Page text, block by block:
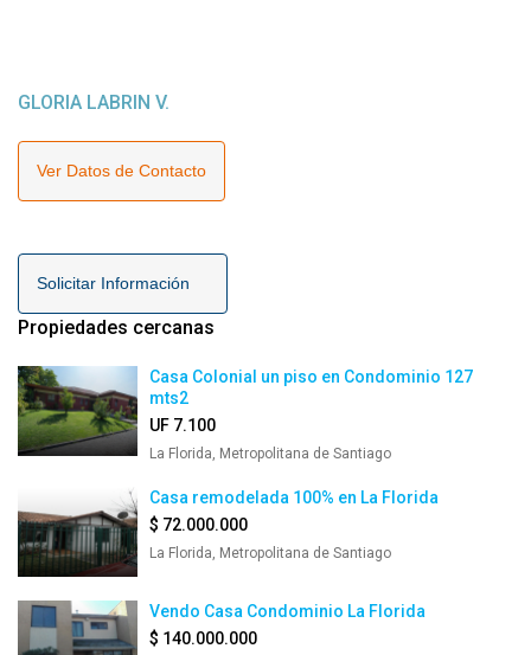
GLORIA LABRIN V.
Ver Datos de Contacto
Solicitar Información
Propiedades cercanas
Casa Colonial un piso en Condominio 127
mts2
UF 7.100
La Florida, Metropolitana de Santiago
Casa remodelada 100% en La Florida
$ 72.000.000
La Florida, Metropolitana de Santiago
Vendo Casa Condominio La Florida
$ 140.000.000